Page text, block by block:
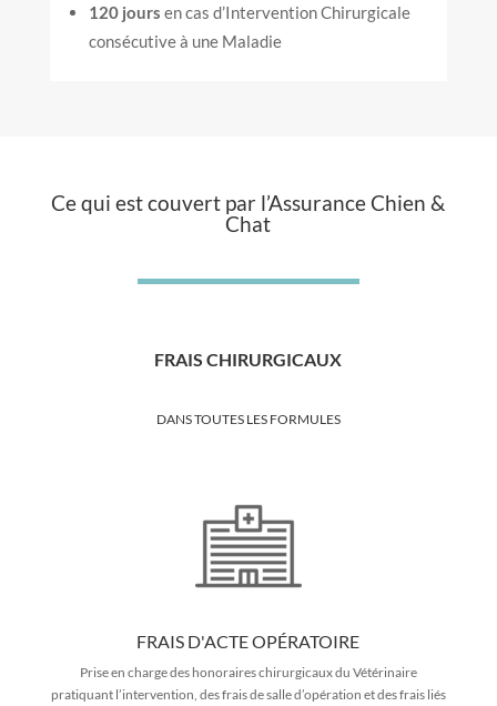
120 jours en cas d’Intervention Chirurgicale
consécutive à une Maladie
Ce qui est couvert par l’Assurance Chien &
Chat
FRAIS CHIRURGICAUX
DANS TOUTES LES FORMULES
FRAIS D'ACTE OPÉRATOIRE
Prise en charge des honoraires chirurgicaux du Vétérinaire
pratiquant l’intervention, des frais de salle d’opération et des frais liés